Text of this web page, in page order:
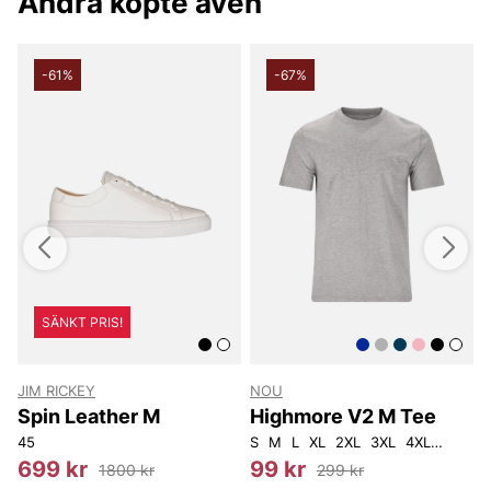
-61%
SÄNKT PRIS!
JIM RICKEY
Spin Leather M
45
699 kr 1800 kr
-67%
NOU
Highmore V2 M Tee
S M L XL 2XL 3XL 4XL 5XL
99 kr 299 kr